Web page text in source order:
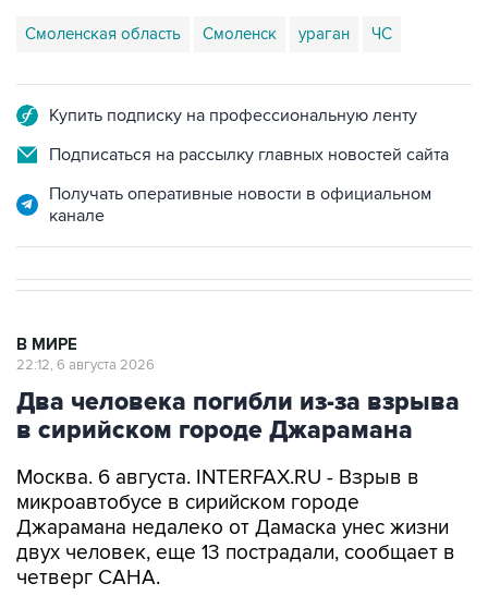
Подписаться на рассылку главных новостей сайта
Получать оперативные новости в официальном
канале
Два человека погибли из-за взрыва
в сирийском городе Джарамана
Москва. 6 августа. INTERFAX.RU - Взрыв в
Джарамана недалеко от Дамаска унес жизни
двух человек, еще 13 пострадали, сообщает в
четверг САНА.
Источник в силах безопасности сообщил